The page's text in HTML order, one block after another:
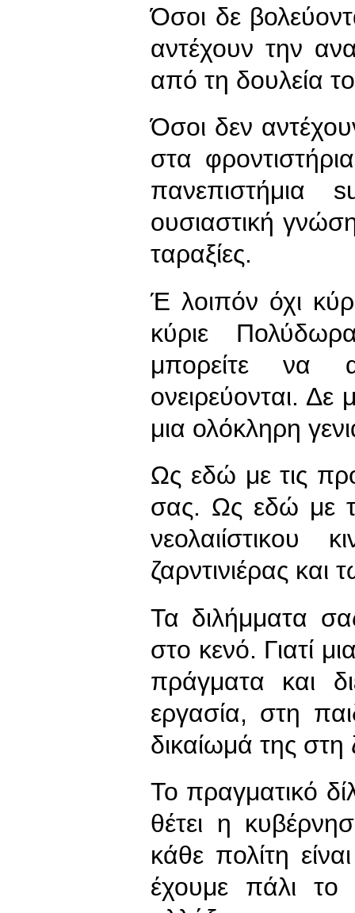
Όσοι δε
αντέχουν την
από τη δουλεία
Όσοι δεν
στα
πανεπιστήμια
ουσιαστική
ταραξίες.
Έ λοιπόν όχι
κύριε
μπορείτε να
ονειρεύονται. Δε
μια ολόκληρη
Ως εδώ με τις
σας. Ως εδώ με
νεολαιίστικου
ζαρντινιέρας
Τα διλήμματα
στο κενό. Γιατί
πράγματα και
εργασία, στη
δικαίωμά της
Το πραγματικό
θέτει η
κάθε πολίτη
έχουμε πάλι το